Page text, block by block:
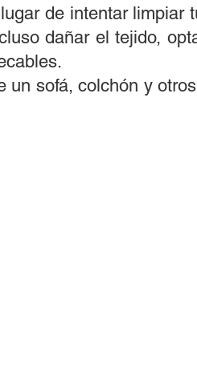
de intentar limpiar
dañar el tejido,
un sofá, colchón y